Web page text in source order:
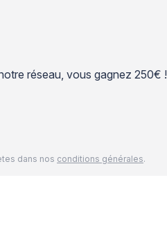
réseau, vous gagnez 250€ !
dans nos conditions générales.